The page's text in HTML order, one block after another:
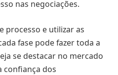
nas negociações.
processo e utilizar as
fase pode fazer toda a
se destacar no mercado
confiança dos